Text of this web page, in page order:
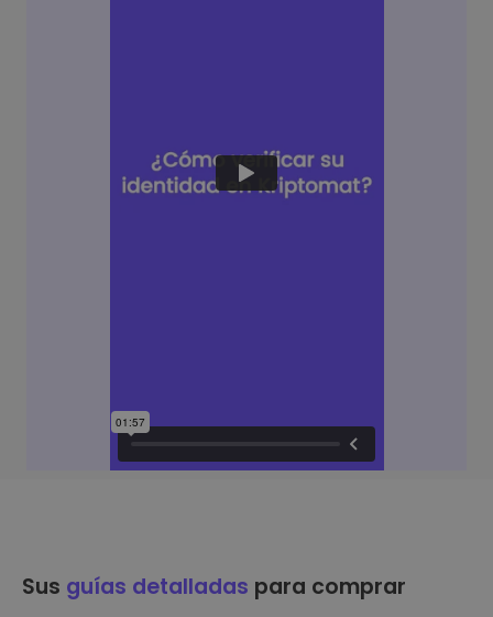
Sus guías detalladas para comprar